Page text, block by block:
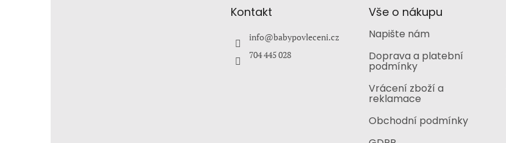
Kontakt
info@babypovleceni.cz
704 445 028
Vše o nákupu
Napište nám
Doprava a platební
podmínky
Vrácení zboží a
reklamace
Obchodní podmínky